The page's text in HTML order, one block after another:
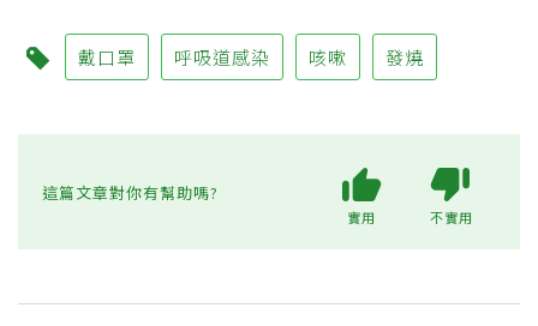
戴口罩 呼吸道感染 咳嗽 發燒
這篇文章對你有幫助嗎?
實用 不實用